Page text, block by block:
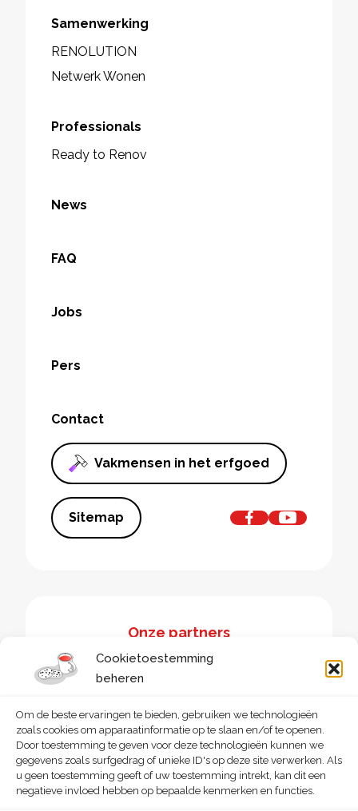
Cookietoestemming
beheren
Om de beste ervaringen te bieden, gebruiken we technologieën
zoals cookies om apparaatinformatie op te slaan en/of te openen.
Door toestemming te geven voor deze technologieën kunnen we
gegevens zoals surfgedrag of unieke ID's op deze site verwerken. Als
u geen toestemming geeft of uw toestemming intrekt, kan dit een
negatieve invloed hebben op bepaalde kenmerken en functies.
Samenwerking
RENOLUTION
Netwerk Wonen
Professionals
Ready to Renov
News
FAQ
Jobs
Pers
Contact
Vakmensen in het erfgoed
Sitemap
Onze partners